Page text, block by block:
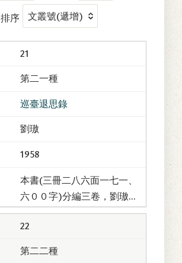
排序
21
第二一種
巡臺退思錄
劉璈
1958
本書(三冊二八六面一七一、
六００字)分編三卷，劉璈
撰。璈字蘭洲，湖南岳陽
人。初由附生從軍；左宗棠
治師西域，辟參戎幕。事
平，以道員薦。清同治十...
22
第二二種